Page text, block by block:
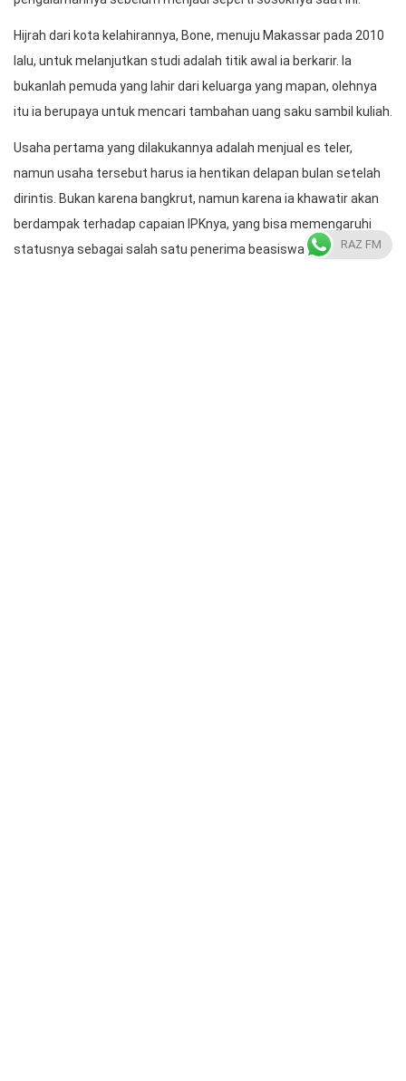
Hijrah dari kota kelahirannya, Bone, menuju Makassar pada 2010
lalu, untuk melanjutkan studi adalah titik awal ia berkarir. Ia
bukanlah pemuda yang lahir dari keluarga yang mapan, olehnya
itu ia berupaya untuk mencari tambahan uang saku sambil kuliah.
Usaha pertama yang dilakukannya adalah menjual es teler,
namun usaha tersebut harus ia hentikan delapan bulan setelah
dirintis. Bukan karena bangkrut, namun karena ia khawatir akan
berdampak terhadap capaian IPKnya, yang bisa memengaruhi
statusnya sebagai salah satu penerima beasiswa BIDIKMISI.RAZ FM